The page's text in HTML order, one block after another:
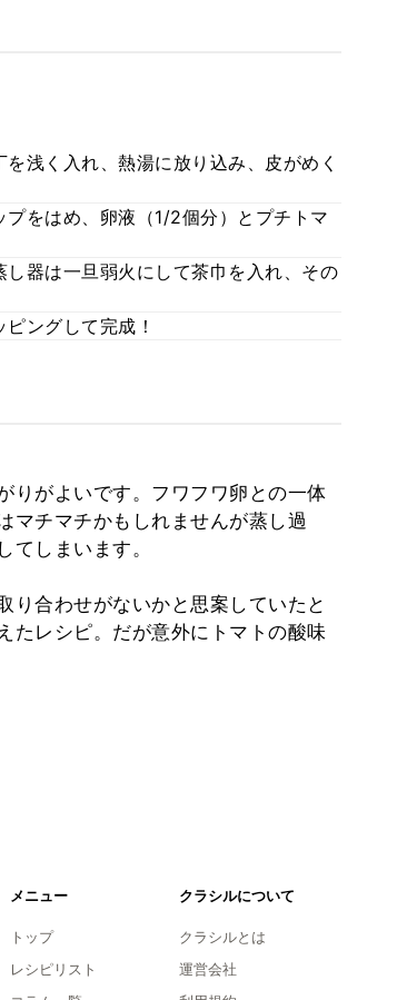
浅く入れ、熱湯に放り込み、皮がめく
をはめ、卵液（1/2個分）とプチトマ
器は一旦弱火にして茶巾を入れ、その
ングして完成！
りがよいです。フワフワ卵との一体
マチマチかもしれませんが蒸し過
てしまいます。
り合わせがないかと思案していたと
たレシピ。だが意外にトマトの酸味
メニュー
トップ
レシピリスト
クラシルについて
クラシルとは
運営会社